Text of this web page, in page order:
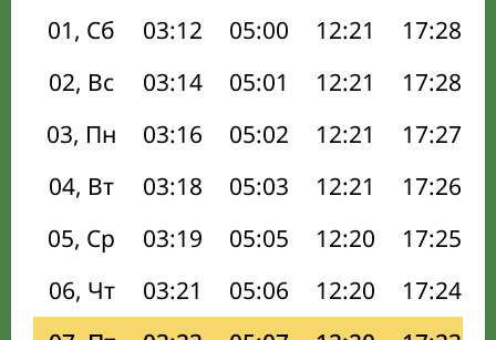
01, Сб 03:12 05:00 12:21 17:28
02, Вс
03:14 05:01 12:21 17:28
03, Пн
03:16 05:02 12:21 17:27
04, Вт
03:18 05:03 12:21 17:26
05, Ср
03:19 05:05 12:20 17:25
06, Чт
03:21 05:06 12:20 17:24